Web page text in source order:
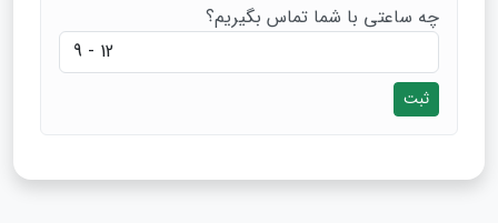
چه ساعتی با شما تماس بگیریم؟
ثبت